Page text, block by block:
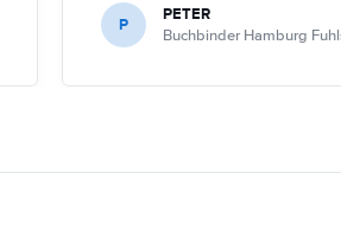
P PETER
Buchbinder Hamburg